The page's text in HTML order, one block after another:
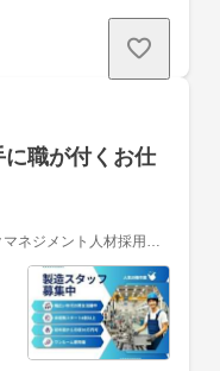
職が付くお仕
ネジメント人材採用部